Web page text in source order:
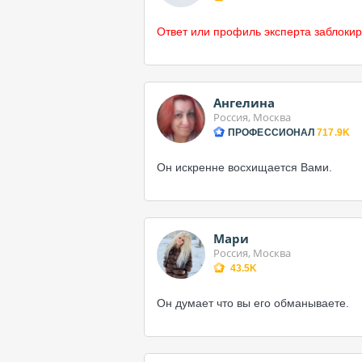
Ответ или профиль эксперта
Ангелина
Россия, Москва
ПРОФЕССИОНАЛ 717.9K
Он искренне восхищается Вами.
Мари
Россия, Москва
43.5K
Он думает что вы его обманываете.